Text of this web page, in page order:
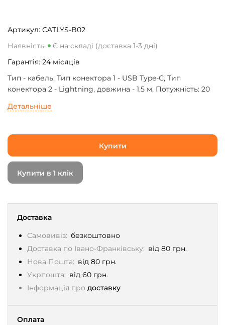
Доставка
Самовивіз: безкоштовно
Доставка по Івано-Франківську: від 80 грн.
Нова Пошта: від 80 грн.
Укрпошта: від 60 грн.
Інформація про доставку
Оплата
Артикул: CATLYS-B02
Наявність:
Є на складі (доставка 1-3 дні)
Гарантія: 24 місяців
Тип - кабель, Тип конектора 1 - USB Type-C, Тип
конектора 2 - Lightning, довжина - 1.5 м, Потужність: 20
білий
Детальніше
Купити
Купити в 1 клік